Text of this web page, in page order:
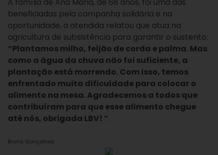
beneficiadas pela campanha solidária e na
oportunidade, a atendida relatou que atua na
agricultura de subsistência para garantir o sustento:
“Plantamos milho, feijão de corda e palma. Mas
como a água da chuva não foi suficiente, a
plantação está morrendo. Com isso, temos
enfrentado muita dificuldade para colocar o
alimento na mesa. Agradecemos a todos que
contribuíram para que esse alimento chegue
até nós, obrigada LBV! ”.
Bruna Gonçalves